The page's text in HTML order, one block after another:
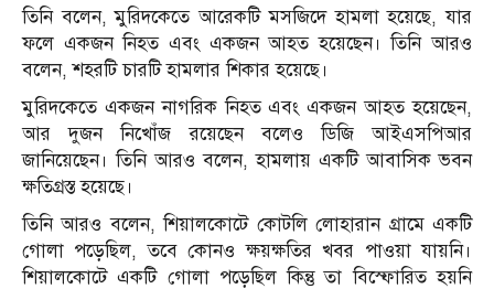
তিনি বলেন, মুরিদকেতে আরেকটি মসজিদে হামলা হয়েছে, যার
ফলে একজন নিহত এবং একজন আহত হয়েছেন। তিনি আরও
বলেন, শহরটি চারটি হামলার শিকার হয়েছে।
মুরিদকেতে একজন নাগরিক নিহত এবং একজন আহত হয়েছেন,
আর দুজন নিখোঁজ রয়েছেন বলেও ডিজি আইএসপিআর
জানিয়েছেন। তিনি আরও বলেন, হামলায় একটি আবাসিক ভবন
ক্ষতিগ্রস্ত হয়েছে।
তিনি আরও বলেন, শিয়ালকোটে কোটলি লোহারান গ্রামে একটি
গোলা পড়েছিল, তবে কোনও ক্ষয়ক্ষতির খবর পাওয়া যায়নি।
শিয়ালকোটে একটি গোলা পড়েছিল কিন্তু তা বিস্ফোরিত হয়নি